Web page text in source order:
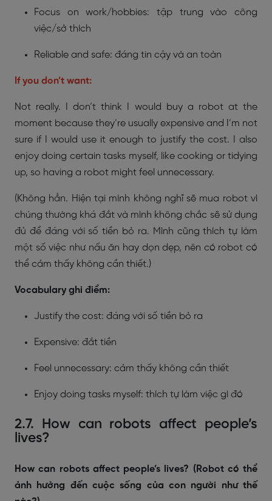
Focus on work/hobbies: tập trung vào công
việc/sở thích
Reliable and safe: đáng tin cậy và an toàn
If you don’t want:
Not really. I don’t think I would buy a robot at the
moment because they’re usually expensive and I’m not
sure if I would use it enough to justify the cost. I also
enjoy doing certain tasks myself, like cooking or tidying
up, so having a robot might feel unnecessary.
(Không hẳn. Hiện tại mình không nghĩ sẽ mua robot vì
chúng thường khá đắt và mình không chắc sẽ sử dụng
đủ để đáng với số tiền bỏ ra. Mình cũng thích tự làm
một số việc như nấu ăn hay dọn dẹp, nên có robot có
thể cảm thấy không cần thiết.)
Vocabulary ghi điểm:
Justify the cost: đáng với số tiền bỏ ra
Expensive: đắt tiền
Feel unnecessary: cảm thấy không cần thiết
Enjoy doing tasks myself: thích tự làm việc gì đó
2.7. How can robots affect people’s
lives?
How can robots affect people’s lives? (Robot có thể
ảnh hưởng đến cuộc sống của con người như thế